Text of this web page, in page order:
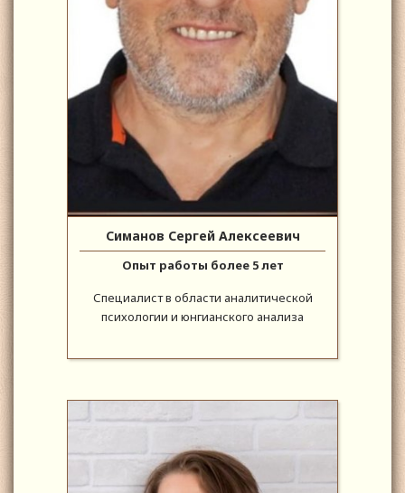
Симанов Сергей Алексеевич
Опыт работы более 5 лет
Специалист в области аналитической
психологии и юнгианского анализа